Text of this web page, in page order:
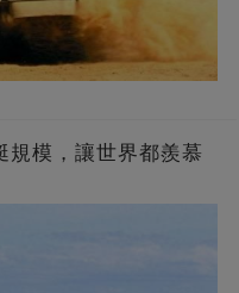
規模，讓世界都羨慕